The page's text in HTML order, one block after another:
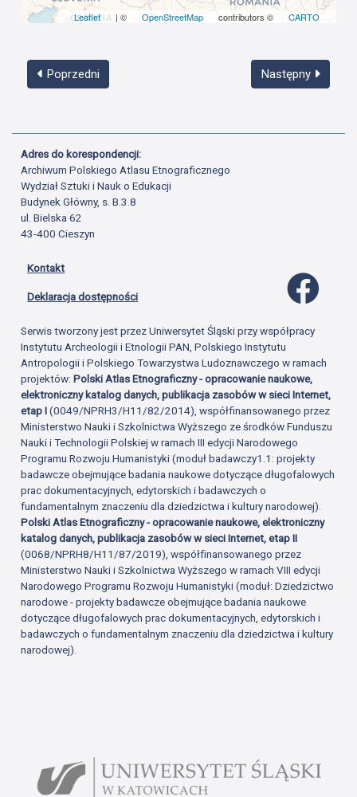
Leaflet | © OpenStreetMap contributors © CARTO
Poprzedni Następny
Adres do korespondencji:
Archiwum Polskiego Atlasu Etnograficznego
Wydział Sztuki i Nauk o Edukacji
Budynek Główny, s. B.3.8
ul. Bielska 62
43-400 Cieszyn
Kontakt
Deklaracja dostępności
Serwis tworzony jest przez Uniwersytet Śląski przy współpracy
Instytutu Archeologii i Etnologii PAN, Polskiego Instytutu
Antropologii i Polskiego Towarzystwa Ludoznawczego w ramach
projektów:Polski Atlas Etnograficzny - opracowanie naukowe,
elektroniczny katalog danych, publikacja zasobów w sieci Internet,
etap I(0049/NPRH3/H11/82/2014), współfinansowanego przez
Ministerstwo Nauki i Szkolnictwa Wyższego ze środków Funduszu
Nauki i Technologii Polskiej w ramach III edycji Narodowego
Programu Rozwoju Humanistyki (moduł badawczy1.1: projekty
badawcze obejmujące badania naukowe dotyczące długofalowych
prac dokumentacyjnych, edytorskich i badawczych o
fundamentalnym znaczeniu dla dziedzictwa i kultury narodowej).
Polski Atlas Etnograficzny - opracowanie naukowe, elektroniczny
katalog danych, publikacja zasobów w sieci Internet, etap II
(0068/NPRH8/H11/87/2019), współfinansowanego przez
Ministerstwo Nauki i Szkolnictwa Wyższego w ramach VIII edycji
Narodowego Programu Rozwoju Humanistyki (moduł: Dziedzictwo
narodowe - projekty badawcze obejmujące badania naukowe
dotyczące długofalowych prac dokumentacyjnych, edytorskich i
badawczych o fundamentalnym znaczeniu dla dziedzictwa i kultury
narodowej).